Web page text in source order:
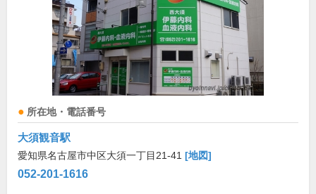
所在地・電話番号
大須観音駅
愛知県名古屋市中区大須一丁目21-41 [地図]
052-201-1616